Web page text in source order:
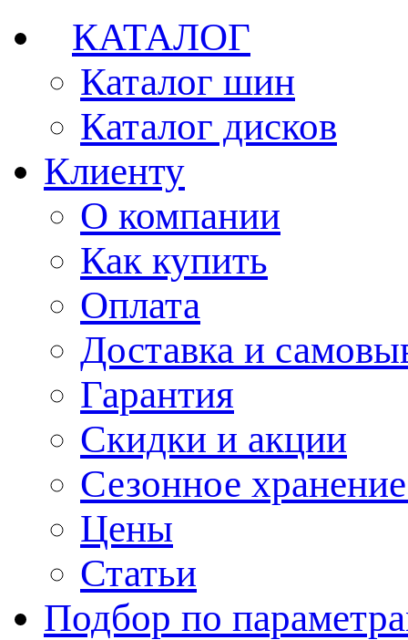
КАТАЛОГ
Каталог шин
Каталог дисков
Клиенту
О компании
Как купить
Оплата
Доставка и
Гарантия
Скидки и акции
Сезонное
Цены
Статьи
Подбор по